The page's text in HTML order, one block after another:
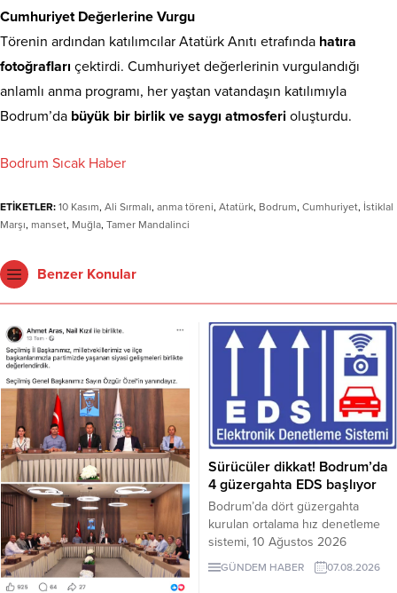
Cumhuriyet Değerlerine Vurgu
Törenin ardından katılımcılar Atatürk Anıtı etrafında hatıra
fotoğrafları çektirdi. Cumhuriyet değerlerinin vurgulandığı
anlamlı anma programı, her yaştan vatandaşın katılımıyla
Bodrum’da büyük bir birlik ve saygı atmosferi oluşturdu.
Bodrum Sıcak Haber
ETİKETLER: 10 Kasım, Ali Sırmalı, anma töreni, Atatürk, Bodrum, Cumhuriyet, İstiklal
Marşı, manset, Muğla, Tamer Mandalinci
Benzer Konular
Sürücüler dikkat! Bodrum’da
4 güzergahta EDS başlıyor
Bodrum’da dört güzergahta
kurulan ortalama hız denetleme
sistemi, 10 Ağustos 2026
Pazartesi günü devreye girecek.
İşte EDS uygulanacak yollar.
GÜNDEM HABER 07.08.2026